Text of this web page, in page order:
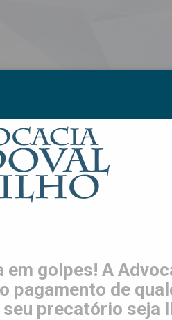
TRABALHE CONOSCO
Advocacia
em golpes! A
pagamento de
seu precatório seja